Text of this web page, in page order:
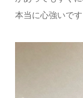
本当に心強いです